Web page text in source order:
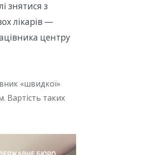
знятися з
лікарів —
центру
«швидкої»
Вартість таких